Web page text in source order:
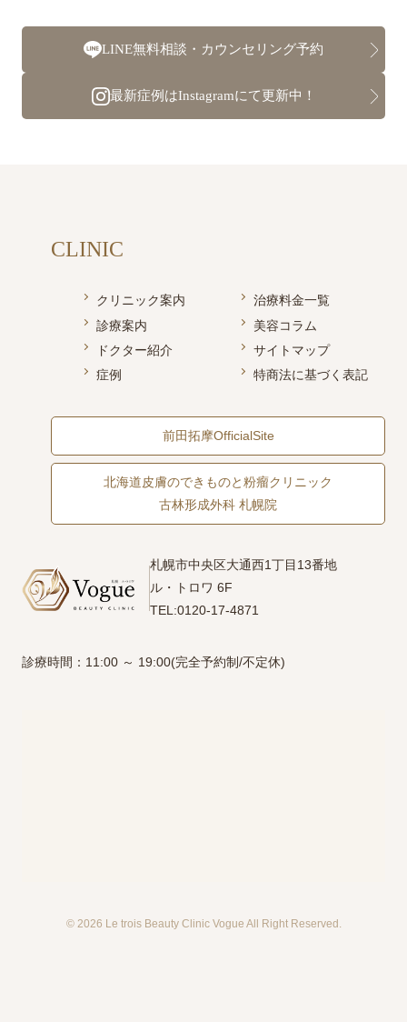
LINE無料相談・カウンセリング予約
最新症例はInstagramにて更新中！
札幌市中央区大通西1丁目13番地
ル・トロワ 6F
TEL:0120-17-4871
診療時間：11:00 ～ 19:00(完全予約制/不定休)
CLINIC
クリニック案内
診療案内
ドクター紹介
症例
治療料金一覧
美容コラム
サイトマップ
特商法に基づく表記
前田拓摩OfficialSite
北海道皮膚のできものと粉瘤クリニック
古林形成外科 札幌院
© 2026 Le trois Beauty Clinic Vogue All Right Reserved.